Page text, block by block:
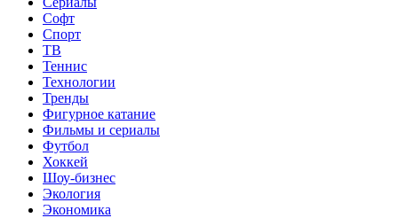
Софт
Спорт
ТВ
Теннис
Технологии
Тренды
Фигурное катание
Фильмы и сериалы
Футбол
Хоккей
Шоу-бизнес
Экология
Экономика